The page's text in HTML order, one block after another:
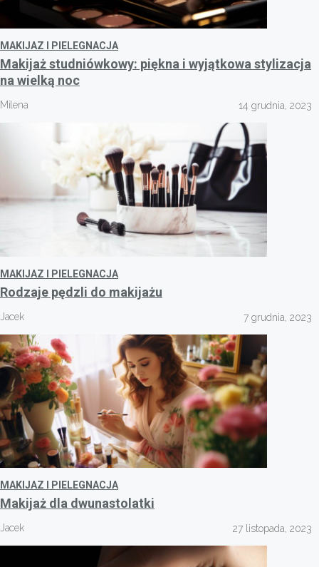
MAKIJAZ I PIELEGNACJA
Makijaż studniówkowy: piękna i wyjątkowa stylizacja
na wielką noc
Milena 14 grudnia, 2023
MAKIJAZ I PIELEGNACJA
Rodzaje pędzli do makijażu
Jacek 7 grudnia, 2023
MAKIJAZ I PIELEGNACJA
Makijaż dla dwunastolatki
Jacek 27 listopada, 2023